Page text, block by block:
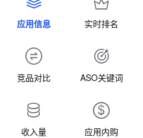
应用信息 实时排名
竞品对比 ASO关键词
收入量 应用内购